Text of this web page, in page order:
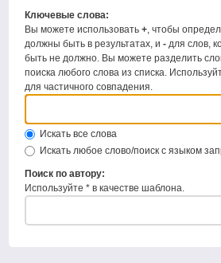
Ключевые слова:
Вы можете использовать+ , чтобы
должны быть в результатах, и- для слов,
быть не должно. Вы можете разделить
поиска любого слова из списка.
для частичного совпадения.
Искать все слова
Искать любое слово/поиск с языком
Поиск по автору:
Используйте * в качестве шаблона.